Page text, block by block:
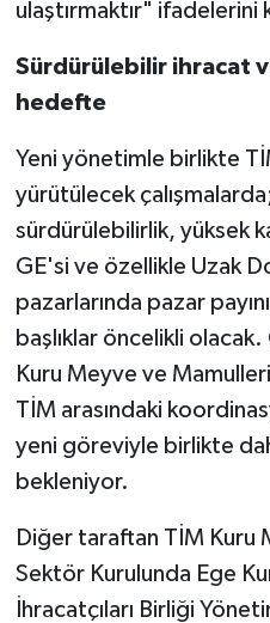
ulaştırmaktır" ifadelerini
Sürdürülebilir ihracat
hedefte
Yeni yönetimle birlikte
yürütülecek
sürdürülebilirlik, yüksek
GE'si ve özellikle Uzak
pazarlarında pazar
başlıklar öncelikli
Kuru Meyve ve
TİM arasındaki
yeni göreviyle birlikte
bekleniyor.
Diğer taraftan TİM Kuru
Sektör Kurulunda Ege
İhracatçıları Birliği